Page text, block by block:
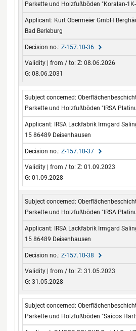
Parkette und Holzfußböden "Koralan-
Kurt Obermeier GmbH
Bad Berleburg
Z-157.10-36
Z: 08.06.2026
G: 08.06.2031
Parkette und Holzfußböden "IRSA
IRSA Lackfabrik Irmgard
15 86489 Deisenhausen
Z-157.10-37
Z: 01.09.2023
G: 01.09.2028
Parkette und Holzfußböden "IRSA
IRSA Lackfabrik Irmgard
15 86489 Deisenhausen
Z-157.10-38
Z: 31.05.2023
G: 31.05.2028
Parkette und Holzfußböden "Saicos